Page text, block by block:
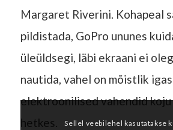
Margaret Riverini. Kohapeal
pildistada, GoPro ununes
üleüldsegi, läbi ekraani ei
nautida, vahel on mõistlik
elektroonilised vahendid
hetkes.
Sellel veebilehel kasutatakse